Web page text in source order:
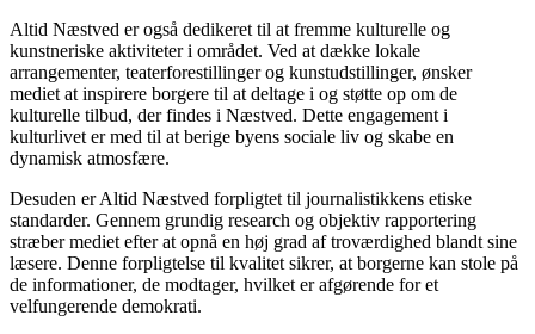
Altid Næstved er også dedikeret til at fremme kulturelle og
kunstneriske aktiviteter i området. Ved at dække lokale
arrangementer, teaterforestillinger og kunstudstillinger, ønsker
mediet at inspirere borgere til at deltage i og støtte op om de
kulturelle tilbud, der findes i Næstved. Dette engagement i
kulturlivet er med til at berige byens sociale liv og skabe en
dynamisk atmosfære.
Desuden er Altid Næstved forpligtet til journalistikkens etiske
standarder. Gennem grundig research og objektiv rapportering
stræber mediet efter at opnå en høj grad af troværdighed blandt sine
læsere. Denne forpligtelse til kvalitet sikrer, at borgerne kan stole på
de informationer, de modtager, hvilket er afgørende for et
velfungerende demokrati.